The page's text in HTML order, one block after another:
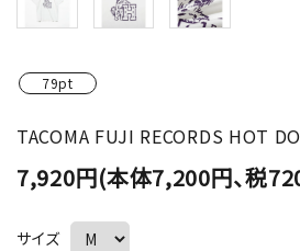
79pt
TACOMA FUJI RECORDS HOT
7,920円(本体7,200円、税
サイズ